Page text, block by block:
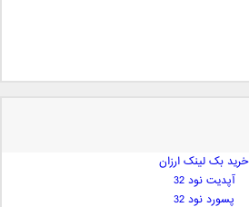
خرید بک لینک ارزان
آپدیت نود 32
پسورد نود 32